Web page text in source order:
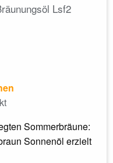
Lsf2
Sommerbräune:
Sonnenöl erzielt